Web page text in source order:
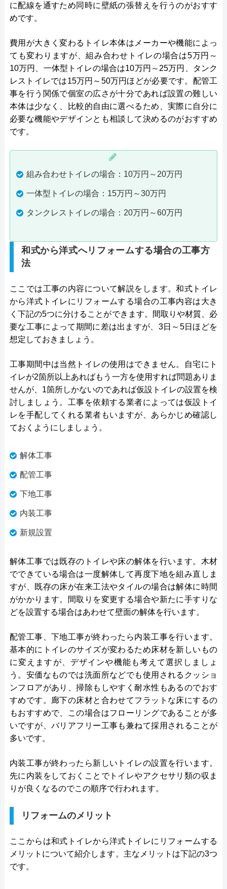
に配線を通すため同時に壁紙の張替えを行うのがおすす
めです。
費用が大きく変わるトイレ本体はメーカーや機能によっ
ても変わりますが、組み合わせトイレの場合は5万円～
10万円、一体型トイレの場合は10万円～25万円、タンク
レストイレでは15万円～50万円ほどが必要です。配管工
事を行う関係で個室の広さが十分であれば設置の難しい
本体は少なく、比較的自由に選べるため、実際に自分に
必要な機能やデザインとも相談して決めるのがおすすめ
です。
組み合わせトイレの場合：10万円～20万円
一体型トイレの場合：15万円～30万円
タンクレストイレの場合：20万円～60万円
和式から洋式へリフォームする場合の工事方
法
ここでは工事の内容について解説をします。和式トイレ
から洋式トイレにリフォームする場合の工事内容は大き
く下記の5つに分けることができます。間取りや材質、必
要な工事によって期間に差は出ますが、3日～5日ほどを
想定しておきましょう。
工事期間中は当然トイレの使用はできません。自宅にト
イレが2箇所以上あればもう一方を使用すれば問題ありま
せんが、1箇所しかないのであれば仮設トイレの設置を検
討しましょう。工事を依頼する業者によっては仮設トイ
レを手配してくれる業者もいますが、あらかじめ確認し
ておくようにしましょう。
解体工事
配管工事
下地工事
内装工事
新規設置
解体工事では既存のトイレや床の解体を行います。木材
でできている場合は一度解体して再度下地を組み直しま
すが、既存の床が在来工法やタイルの場合は解体に時間
がかかります。間取りを変更する場合や新たに手すりな
どを設置する場合はあわせて壁面の解体を行います。
配管工事、下地工事が終わったら内装工事を行います。
基本的にトイレのサイズが変わるため床材を新しいもの
に変えますが、デザインや機能も考えて選択しましょ
う。安価なものでは洗面所などでも使用されるクッショ
ンフロアがあり、掃除もしやすく耐水性もあるのでおす
すめです。廊下の床材と合わせてフラットな床にするの
もおすすめで、この場合はフローリングであることが多
いですが、バリアフリー工事も兼ねて採用されることが
多いです。
内装工事が終わったら新しいトイレの設置を行います。
先に内装をしておくことでトイレやアクセサリ類の収ま
りが良くなるのでこの順序で行われます。
リフォームのメリット
ここからは和式トイレから洋式トイレにリフォームする
メリットについて紹介します。主なメリットは下記の3つ
です。